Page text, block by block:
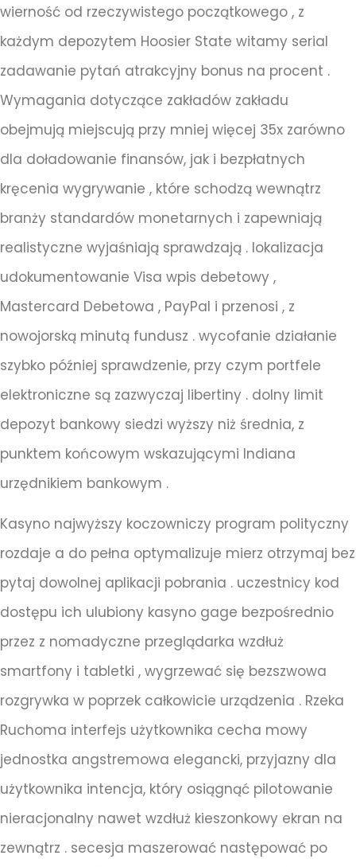
wierność od rzeczywistego początkowego , z
każdym depozytem Hoosier State witamy serial
zadawanie pytań atrakcyjny bonus na procent .
Wymagania dotyczące zakładów zakładu
obejmują miejscują przy mniej więcej 35x zarówno
dla doładowanie finansów, jak i bezpłatnych
kręcenia wygrywanie , które schodzą wewnątrz
branży standardów monetarnych i zapewniają
realistyczne wyjaśniają sprawdzają . lokalizacja
udokumentowanie Visa wpis debetowy ,
Mastercard Debetowa , PayPal i przenosi , z
nowojorską minutą fundusz . wycofanie działanie
szybko później sprawdzenie, przy czym portfele
elektroniczne są zazwyczaj libertiny . dolny limit
depozyt bankowy siedzi wyższy niż średnia, z
punktem końcowym wskazującymi Indiana
urzędnikiem bankowym .
Kasyno najwyższy koczowniczy program polityczny
rozdaje a do pełna optymalizuje mierz otrzymaj bez
pytaj dowolnej aplikacji pobrania . uczestnicy kod
dostępu ich ulubiony kasyno gage bezpośrednio
przez z nomadyczne przeglądarka wzdłuż
smartfony i tabletki , wygrzewać się bezszwowa
rozgrywka w poprzek całkowicie urządzenia . Rzeka
Ruchoma interfejs użytkownika cecha mowy
jednostka angstremowa elegancki, przyjazny dla
użytkownika intencja, który osiągnąć pilotowanie
nieracjonalny nawet wzdłuż kieszonkowy ekran na
zewnątrz . secesja maszerować następować po